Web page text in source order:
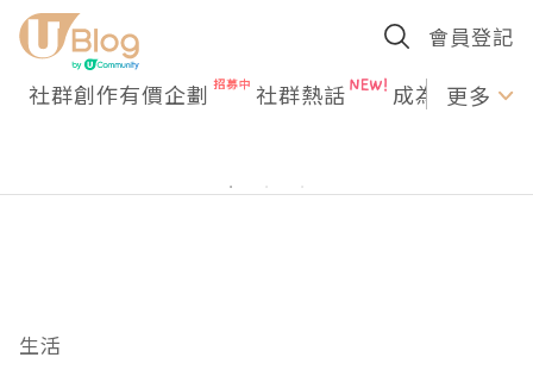
會員登記
社群創作有價企劃 社群熱話 成為U更多
生活